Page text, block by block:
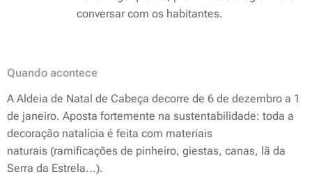
conversar com os habitantes.
Quando acontece
A Aldeia de Natal de Cabeça decorre de 6 de dezembro a 1
de janeiro. Aposta fortemente na sustentabilidade: toda a
decoração natalícia é feita com materiais
naturais (ramificações de pinheiro, giestas, canas, lã da
Serra da Estrela...).